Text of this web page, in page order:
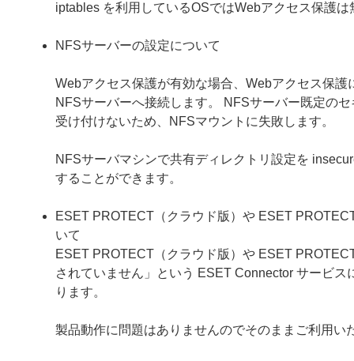
iptables を利用しているOSではWebアクセス保護
NFSサーバーの設定について
Webアクセス保護が有効な場合、Webアクセス保
NFSサーバーへ接続します。 NFSサーバー既定の
受け付けないため、NFSマウントに失敗します。
NFSサーバマシンで共有ディレクトリ設定を
することができます。
ESET PROTECT（クラウド版）や ESET
いて
ESET PROTECT（クラウド版）や ESET
されていません」という ESET Connector サービ
ります。
製品動作に問題はありませんのでそのままご利用い